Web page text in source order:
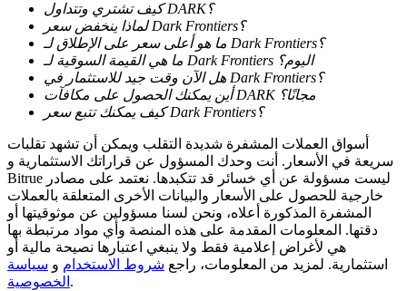
معلومة
تحليل البيانات الضخمة بما في ذلك المعلومات التجارية، وما
إلى ذلك.
مرشد
دليل المبتدئين للعقود الآجلة
كيف تشتري وتتداول DARK؟
لماذا ينخفض سعر Dark Frontiers؟
ما هو أعلى سعر على الإطلاق لـ Dark Frontiers؟
ما هي القيمة السوقية لـ Dark Frontiers اليوم؟
هل الآن وقت جيد للاستثمار في Dark Frontiers؟
أين يمكنك الحصول على مكافآت DARK مجانًا؟
كيف يمكنك تتبع سعر Dark Frontiers؟
أسواق العملات المشفرة شديدة التقلب ويمكن أن تشهد تقلبات
سريعة في الأسعار. أنت وحدك المسؤول عن قراراتك الاستثمارية و
Bitrue ليست مسؤولة عن أي خسائر قد تتكبدها. نعتمد على مصادر
خارجية للحصول على الأسعار والبيانات الأخرى المتعلقة بالعملات
المشفرة المذكورة أعلاه، ونحن لسنا مسؤولين عن موثوقيتها أو
دقتها. المعلومات المقدمة على هذه المنصة وأي مواد مرتبطة بها
هي لأغراض إعلامية فقط ولا ينبغي اعتبارها نصيحة مالية أو
استثمارية. لمزيد من المعلومات، راجع شروط الاستخدام و سياسة
الخصوصية .